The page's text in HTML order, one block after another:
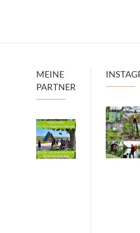
MEINE
PARTNER